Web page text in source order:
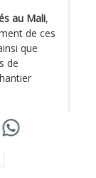
au Mali,
de ces
que
de